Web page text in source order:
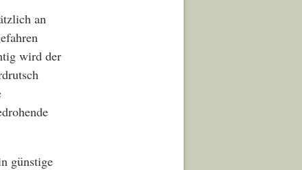
an
wird der
günstige